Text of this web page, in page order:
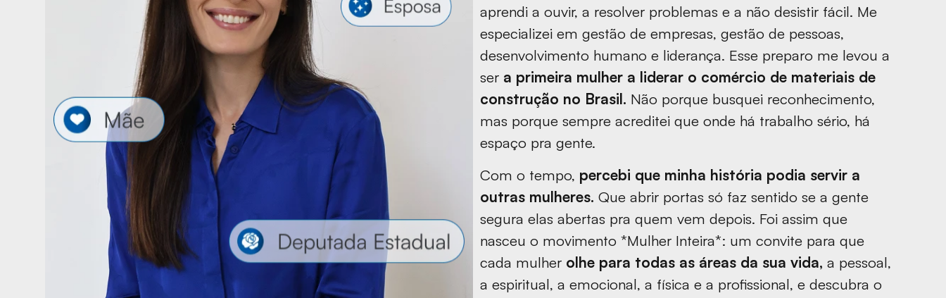
aprendi a ouvir, a resolver problemas e a não desistir fácil. Me
especializei em gestão de empresas, gestão de pessoas,
desenvolvimento humano e liderança. Esse preparo me levou a
ser a primeira mulher a liderar o comércio de materiais de
construção no Brasil. Não porque busquei reconhecimento,
mas porque sempre acreditei que onde há trabalho sério, há
espaço pra gente.
Com o tempo, percebi que minha história podia servir a
outras mulheres. Que abrir portas só faz sentido se a gente
segura elas abertas pra quem vem depois. Foi assim que
nasceu o movimento *Mulher Inteira*: um convite para que
cada mulher olhe para todas as áreas da sua vida, a pessoal,
a espiritual, a emocional, a física e a profissional, e descubra o